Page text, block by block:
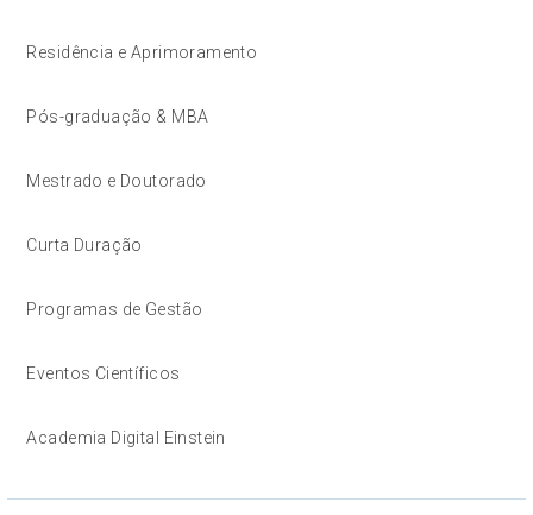
Residência e Aprimoramento
Pós-graduação & MBA
Mestrado e Doutorado
Curta Duração
Programas de Gestão
Eventos Científicos
Academia Digital Einstein